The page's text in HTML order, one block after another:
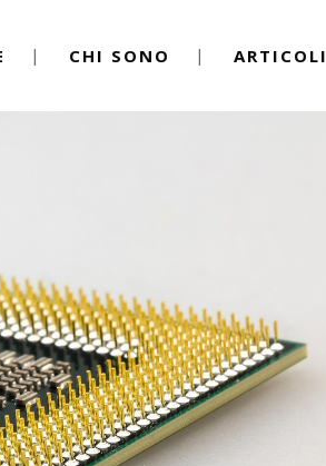
CHI SONO ARTICOLI